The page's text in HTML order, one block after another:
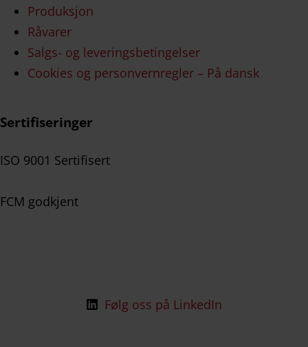
Produksjon
Råvarer
Salgs- og leveringsbetingelser
Cookies og personvernregler – På dansk
Sertifiseringer
ISO 9001 Sertifisert
FCM godkjent
Følg oss på LinkedIn